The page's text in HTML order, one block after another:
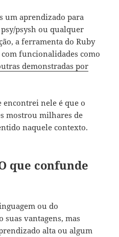
um aprendizado para
psysh ou qualquer
a ferramenta do Ruby
funcionalidades como
demonstradas por
encontrei nele é que o
mostrou milhares de
naquele contexto.
que confunde
ou do
vantagens, mas
alta ou algum